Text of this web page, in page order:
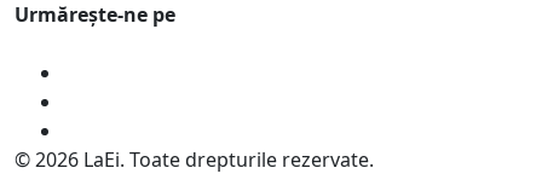
Urmărește-ne pe
© 2026 LaEi. Toate drepturile rezervate.